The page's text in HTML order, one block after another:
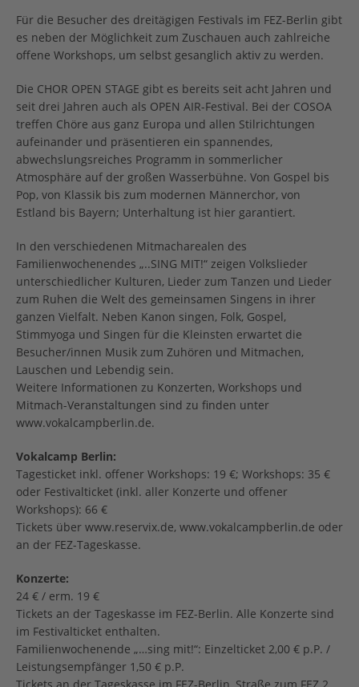
Für die Besucher des dreitägigen Festivals im FEZ-Berlin gibt
es neben der Möglichkeit zum Zuschauen auch zahlreiche
offene Workshops, um selbst gesanglich aktiv zu werden.
Die CHOR OPEN STAGE gibt es bereits seit acht Jahren und
seit drei Jahren auch als OPEN AIR-Festival. Bei der COSOA
treffen Chöre aus ganz Europa und allen Stilrichtungen
aufeinander und präsentieren ein spannendes,
abwechslungsreiches Programm in sommerlicher
Atmosphäre auf der großen Wasserbühne. Von Gospel bis
Pop, von Klassik bis zum modernen Männerchor, von
Estland bis Bayern; Unterhaltung ist hier garantiert.
In den verschiedenen Mitmacharealen des
Familienwochenendes „..SING MIT!“ zeigen Volkslieder
unterschiedlicher Kulturen, Lieder zum Tanzen und Lieder
zum Ruhen die Welt des gemeinsamen Singens in ihrer
ganzen Vielfalt. Neben Kanon singen, Folk, Gospel,
Stimmyoga und Singen für die Kleinsten erwartet die
Besucher/innen Musik zum Zuhören und Mitmachen,
Lauschen und Lebendig sein.
Weitere Informationen zu Konzerten, Workshops und
Mitmach-Veranstaltungen sind zu finden unter
www.vokalcampberlin.de.
Vokalcamp Berlin:
Tagesticket inkl. offener Workshops: 19 €; Workshops: 35 €
oder Festivalticket (inkl. aller Konzerte und offener
Workshops): 66 €
Tickets über www.reservix.de, www.vokalcampberlin.de oder
an der FEZ-Tageskasse.
Konzerte:
24 € / erm. 19 €
Tickets an der Tageskasse im FEZ-Berlin. Alle Konzerte sind
im Festivalticket enthalten.
Familienwochenende „…sing mit!“: Einzelticket 2,00 € p.P. /
Leistungsempfänger 1,50 € p.P.